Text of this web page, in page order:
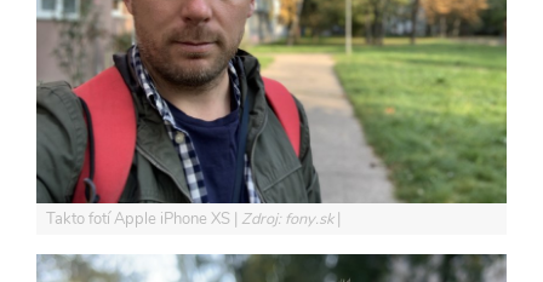
Takto fotí Apple iPhone XS Zdroj: fony.sk